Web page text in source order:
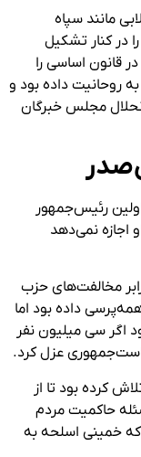
مانند سپاه
در کنار تشکیل
قانون اساسی را
روحانیت داده بود و
مجلس خبرگان
رئیس‌جمهور
اجازه نمی‌دهد
مخالفت‌های حزب
داده بود اما
اگر سی میلیون نفر
عزل کرد.
کرده بود تا از
حاکمیت مردم
خمینی اسلحه به